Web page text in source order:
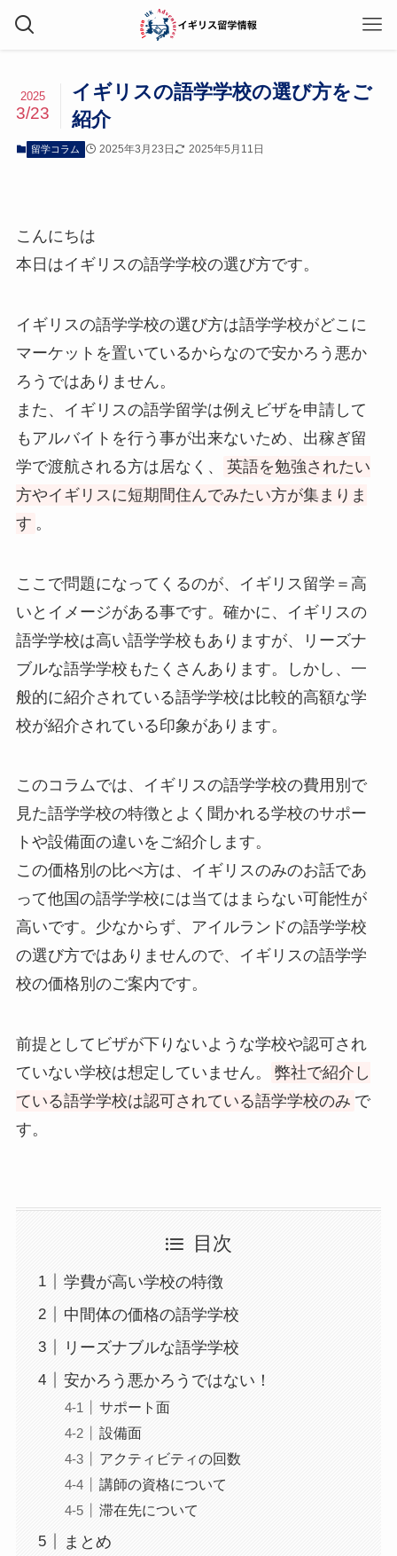
イギリスの語学学校の選び方をご
紹介
2025
3/23
留学コラム 2025年3月23日 2025年5月11日
こんにちは
本日はイギリスの語学学校の選び方です。
イギリスの語学学校の選び方は語学学校がどこに
マーケットを置いているからなので安かろう悪か
ろうではありません。
また、イギリスの語学留学は例えビザを申請して
もアルバイトを行う事が出来ないため、出稼ぎ留
学で渡航される方は居なく、
英語を勉強されたい
方やイギリスに短期間住んでみたい方が集まりま
す 。
ここで問題になってくるのが、イギリス留学＝高
いとイメージがある事です。確かに、イギリスの
語学学校は高い語学学校もありますが、リーズナ
ブルな語学学校もたくさんあります。しかし、一
般的に紹介されている語学学校は比較的高額な学
校が紹介されている印象があります。
このコラムでは、イギリスの語学学校の費用別で
見た語学学校の特徴とよく聞かれる学校のサポー
トや設備面の違いをご紹介します。
この価格別の比べ方は、イギリスのみのお話であ
って他国の語学学校には当てはまらない可能性が
高いです。少なからず、アイルランドの語学学校
の選び方ではありませんので、イギリスの語学学
校の価格別のご案内です。
前提としてビザが下りないような学校や認可され
ていない学校は想定していません。
弊社で紹介し
ている語学学校は認可されている語学学校のみ で
す。
目次
学費が高い学校の特徴
中間体の価格の語学学校
リーズナブルな語学学校
安かろう悪かろうではない！
サポート面
設備面
アクティビティの回数
講師の資格について
滞在先について
まとめ